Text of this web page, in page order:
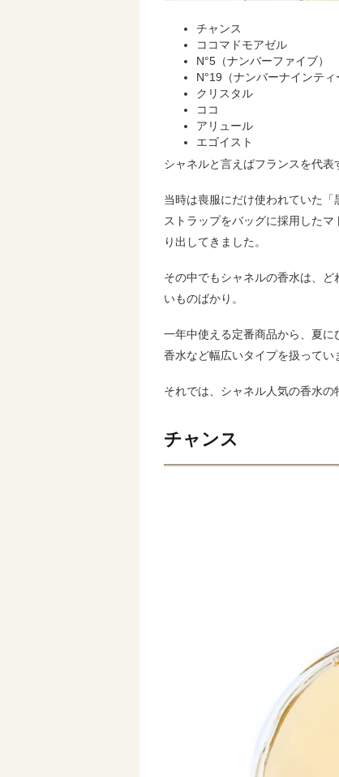
チャンス
ココマドモアゼル
N°5（ナンバーファイブ）
N°19（ナンバーナインティ
クリスタル
ココ
アリュール
エゴイスト
シャネルと言えばフランスを代表
当時は喪服にだけ使われていた
ストラップをバッグに採用した
り出してきました。
その中でもシャネルの香水は、
いものばかり。
一年中使える定番商品から、夏
香水など幅広いタイプを扱ってい
それでは、シャネル人気の香水の
チャンス